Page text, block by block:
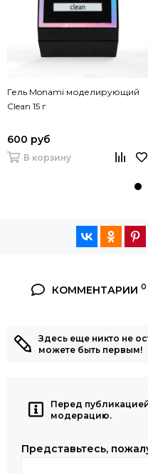
Гель Monami моделирующий
Clean 15 г
600 руб
В корзину
КОММЕНТАРИИ 0
Здесь еще никто не
можете быть первым!
Перед
модерацию.
Представьтесь,